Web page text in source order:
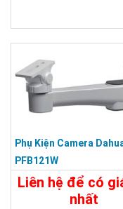
Phụ Kiện Camera
PFB121W
Liên hệ để có
nhất